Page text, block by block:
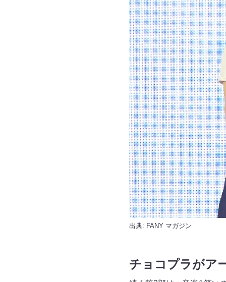
出典: FANY マガジン
チョコプラがア